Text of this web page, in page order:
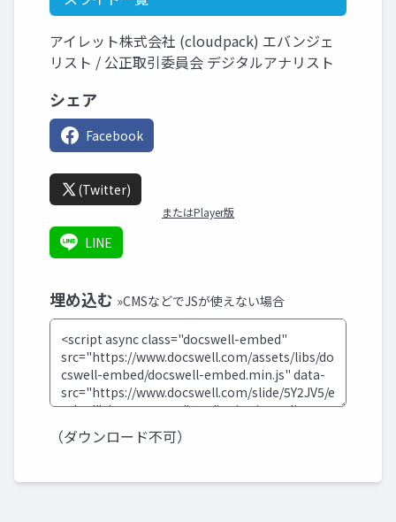
アイレット株式会社 (cloudpack) エバンジェ
リスト / 公正取引委員会 デジタルアナリスト
シェア
Facebook
(Twitter)
またはPlayer版
LINE
埋め込む »CMSなどでJSが使えない場合
（ダウンロード不可）